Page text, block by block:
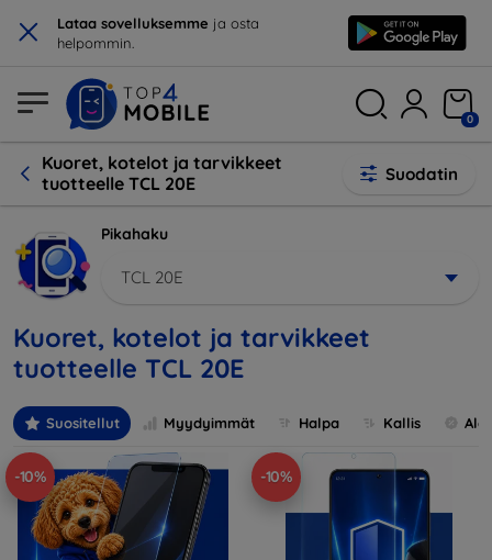
× Lataa sovelluksemme ja osta
helpommin.
0
Kuoret, kotelot ja tarvikkeet
tuotteelle TCL 20E
Suodatin
Pikahaku
TCL 20E
Kuoret, kotelot ja tarvikkeet
tuotteelle TCL 20E
Suositellut Myydyimmät Halpa Kallis
-10% -10%